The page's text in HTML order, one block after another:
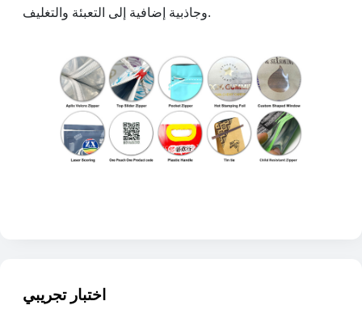
وجاذبية إضافية إلى التعبئة والتغليف.
اختبار تجريبي